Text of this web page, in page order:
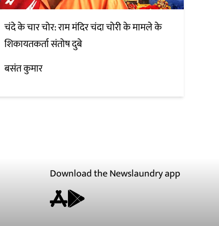
चंदे के चार चोर: राम मंदिर चंदा चोरी के मामले के
शिकायतकर्ता संतोष दुबे
बसंत कुमार
Download the Newslaundry app